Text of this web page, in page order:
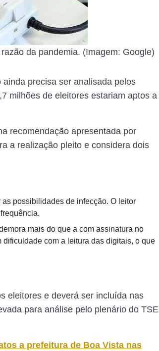
da pandemia. (Imagem: Google)
precisa ser analisada pelos
milhões de eleitores estariam aptos a
recomendação apresentada por
a realização pleito e considera dois
possibilidades de infecção. O leitor
mais do que a com assinatura no
com a leitura das digitais, o que
eleitores e deverá ser incluída nas
para análise pelo plenário do TSE
a prefeitura de Boa Vista nas